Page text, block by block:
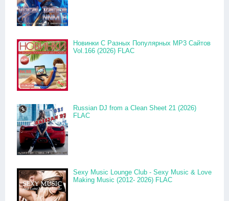
Новинки С Разных Популярных MP3 Сайтов
Vol.166 (2026) FLAC
Russian DJ from a Clean Sheet 21 (2026)
FLAC
Sexy Music Lounge Club - Sexy Music & Love
Making Music (2012- 2026) FLAC